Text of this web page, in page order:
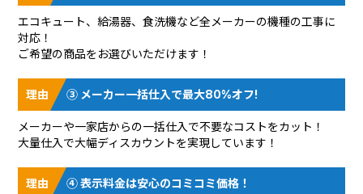
エコキュート、給湯器、食洗機など全メーカーの機種の工事に
対応！
ご希望の商品をお選びいただけます！
③ メーカー一括仕入で最大80%オフ!
メーカーや一家店からの一括仕入で不要なコストをカット！
大量仕入で大幅ディスカウントを実現しています！
④ 表示料金は安心のコミコミ価格！